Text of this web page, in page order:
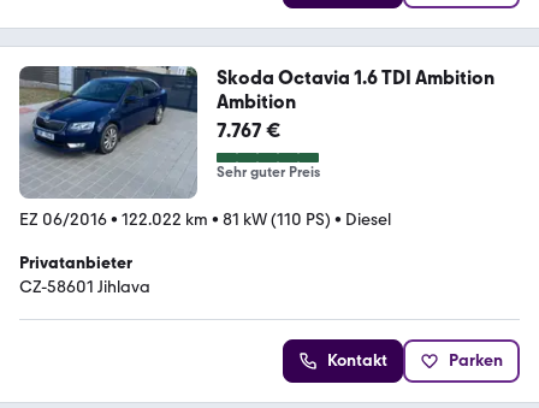
Skoda Octavia 1.6 TDI Ambition
Ambition
7.767 €
Sehr guter Preis
EZ 06/2016• 122.022 km • 81 kW (110 PS) • Diesel
Privatanbieter
CZ-58601 Jihlava
Kontakt Parken